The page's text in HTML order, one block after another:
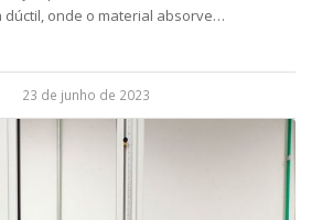
dúctil, onde o material absorve…
23 de junho de 2023